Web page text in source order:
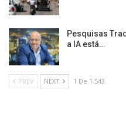
Pesquisas
a IA está…
PREV NEXT 1 De 1.543